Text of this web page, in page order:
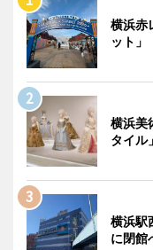
横浜赤
ット
横浜美
タイ
横浜駅
に閉